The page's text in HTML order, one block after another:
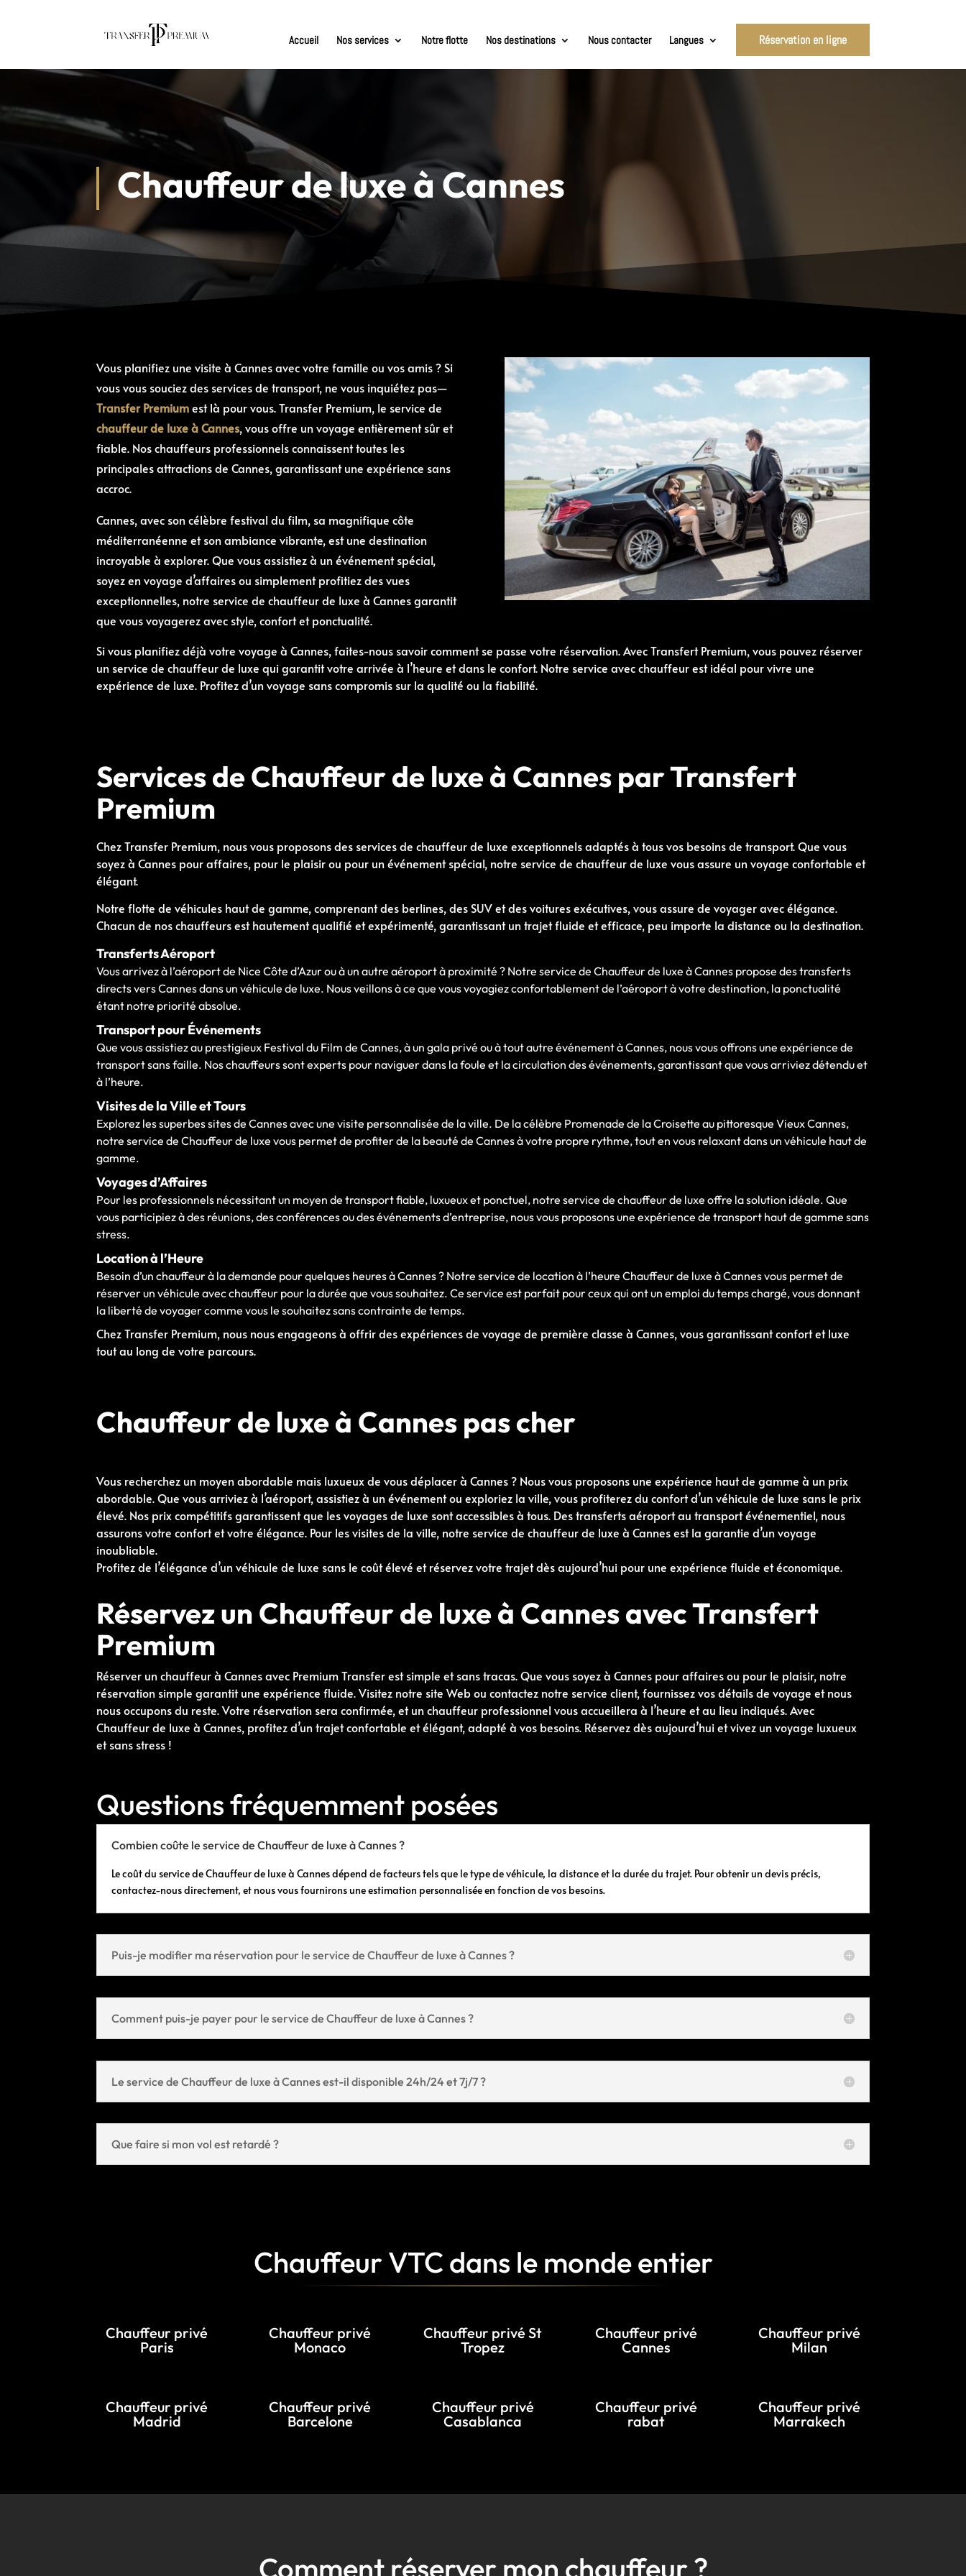
Accueil Nos services Notre flotte Nos destinations Nous contacter Langues Réservation en ligne
Chauffeur de luxe à Cannes
Vous planifiez une visite à Cannes avec votre famille ou vos amis ? Si
vous vous souciez des services de transport, ne vous inquiétez pas—
Transfer Premiumest là pour vous. Transfer Premium, le service de
chauffeur de luxe à Cannes, vous offre un voyage entièrement sûr et
fiable. Nos chauffeurs professionnels connaissent toutes les
principales attractions de Cannes, garantissant une expérience sans
accroc.
Cannes, avec son célèbre festival du film, sa magnifique côte
méditerranéenne et son ambiance vibrante, est une destination
incroyable à explorer. Que vous assistiez à un événement spécial,
soyez en voyage d’affaires ou simplement profitiez des vues
exceptionnelles, notre service de chauffeur de luxe à Cannes garantit
que vous voyagerez avec style, confort et ponctualité.
Si vous planifiez déjà votre voyage à Cannes, faites-nous savoir comment se passe votre réservation. Avec Transfert Premium, vous pouvez réserver
un service de chauffeur de luxe qui garantit votre arrivée à l’heure et dans le confort. Notre service avec chauffeur est idéal pour vivre une
expérience de luxe. Profitez d’un voyage sans compromis sur la qualité ou la fiabilité.
Services de Chauffeur de luxe à Cannes par Transfert
Premium
Chez Transfer Premium, nous vous proposons des services de chauffeur de luxe exceptionnels adaptés à tous vos besoins de transport. Que vous
soyez à Cannes pour affaires, pour le plaisir ou pour un événement spécial, notre service de chauffeur de luxe vous assure un voyage confortable et
élégant.
Notre flotte de véhicules haut de gamme, comprenant des berlines, des SUV et des voitures exécutives, vous assure de voyager avec élégance.
Chacun de nos chauffeurs est hautement qualifié et expérimenté, garantissant un trajet fluide et efficace, peu importe la distance ou la destination.
Transferts Aéroport
Vous arrivez à l’aéroport de Nice Côte d’Azur ou à un autre aéroport à proximité ? Notre service de Chauffeur de luxe à Cannes propose des transferts
directs vers Cannes dans un véhicule de luxe. Nous veillons à ce que vous voyagiez confortablement de l’aéroport à votre destination, la ponctualité
étant notre priorité absolue.
Transport pour Événements
Que vous assistiez au prestigieux Festival du Film de Cannes, à un gala privé ou à tout autre événement à Cannes, nous vous offrons une expérience de
transport sans faille. Nos chauffeurs sont experts pour naviguer dans la foule et la circulation des événements, garantissant que vous arriviez détendu et
à l’heure.
Visites de la Ville et Tours
Explorez les superbes sites de Cannes avec une visite personnalisée de la ville. De la célèbre Promenade de la Croisette au pittoresque Vieux Cannes,
notre service de Chauffeur de luxe vous permet de profiter de la beauté de Cannes à votre propre rythme, tout en vous relaxant dans un véhicule haut de
gamme.
Voyages d’Affaires
Pour les professionnels nécessitant un moyen de transport fiable, luxueux et ponctuel, notre service de chauffeur de luxe offre la solution idéale. Que
vous participiez à des réunions, des conférences ou des événements d’entreprise, nous vous proposons une expérience de transport haut de gamme sans
stress.
Location à l’Heure
Besoin d’un chauffeur à la demande pour quelques heures à Cannes ? Notre service de location à l’heure Chauffeur de luxe à Cannes vous permet de
réserver un véhicule avec chauffeur pour la durée que vous souhaitez. Ce service est parfait pour ceux qui ont un emploi du temps chargé, vous donnant
la liberté de voyager comme vous le souhaitez sans contrainte de temps.
Chez Transfer Premium, nous nous engageons à offrir des expériences de voyage de première classe à Cannes, vous garantissant confort et luxe
tout au long de votre parcours.
Chauffeur de luxe à Cannes pas cher
Vous recherchez un moyen abordable mais luxueux de vous déplacer à Cannes ? Nous vous proposons une expérience haut de gamme à un prix
abordable. Que vous arriviez à l’aéroport, assistiez à un événement ou exploriez la ville, vous profiterez du confort d’un véhicule de luxe sans le prix
élevé. Nos prix compétitifs garantissent que les voyages de luxe sont accessibles à tous. Des transferts aéroport au transport événementiel, nous
assurons votre confort et votre élégance. Pour les visites de la ville, notre service de chauffeur de luxe à Cannes est la garantie d’un voyage
inoubliable.
Profitez de l’élégance d’un véhicule de luxe sans le coût élevé et réservez votre trajet dès aujourd’hui pour une expérience fluide et économique.
Réservez un Chauffeur de luxe à Cannes avec Transfert
Premium
Réserver un chauffeur à Cannes avec Premium Transfer est simple et sans tracas. Que vous soyez à Cannes pour affaires ou pour le plaisir, notre
réservation simple garantit une expérience fluide. Visitez notre site Web ou contactez notre service client, fournissez vos détails de voyage et nous
nous occupons du reste. Votre réservation sera confirmée, et un chauffeur professionnel vous accueillera à l’heure et au lieu indiqués. Avec
Chauffeur de luxe à Cannes, profitez d’un trajet confortable et élégant, adapté à vos besoins. Réservez dès aujourd’hui et vivez un voyage luxueux
et sans stress !
Questions fréquemment posées
Combien coûte le service de Chauffeur de luxe à Cannes ?
Le coût du service de Chauffeur de luxe à Cannes dépend de facteurs tels que le type de véhicule, la distance et la durée du trajet. Pour obtenir un devis précis,
contactez-nous directement, et nous vous fournirons une estimation personnalisée en fonction de vos besoins.
Puis-je modifier ma réservation pour le service de Chauffeur de luxe à Cannes ?
Comment puis-je payer pour le service de Chauffeur de luxe à Cannes ?
Le service de Chauffeur de luxe à Cannes est-il disponible 24h/24 et 7j/7 ?
Que faire si mon vol est retardé ?
Chauffeur VTC dans le monde entier
Chauffeur privé
Paris
Chauffeur privé
Monaco
Chauffeur privé St
Tropez
Chauffeur privé
Cannes
Chauffeur privé
Milan
Chauffeur privé
Madrid
Chauffeur privé
Barcelone
Chauffeur privé
Casablanca
Chauffeur privé
rabat
Chauffeur privé
Marrakech
Comment réserver mon chauffeur ?